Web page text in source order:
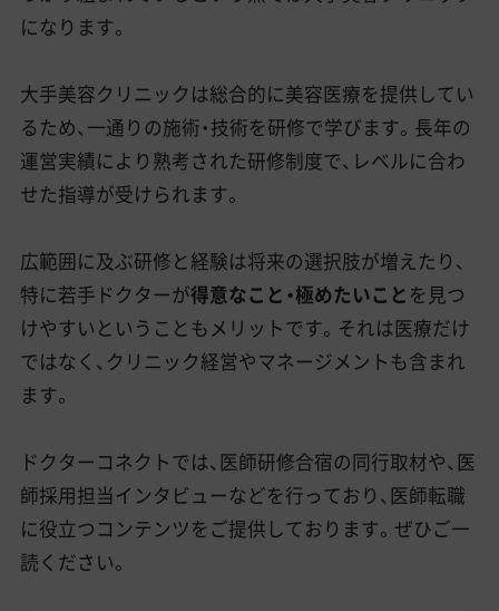
になります。
大手美容クリニックは総合的に美容医療を提供してい
るため、一通りの施術・技術を研修で学びます。長年の
運営実績により熟考された研修制度で、レベルに合わ
せた指導が受けられます。
広範囲に及ぶ研修と経験は将来の選択肢が増えたり、
特に若手ドクターが得意なこと・極めたいこと を見つ
けやすいということもメリットです。それは医療だけ
ではなく、クリニック経営やマネージメントも含まれ
ます。
ドクターコネクトでは、医師研修合宿の同行取材や、医
師採用担当インタビューなどを行っており、医師転職
に役立つコンテンツをご提供しております。ぜひご一
読ください。